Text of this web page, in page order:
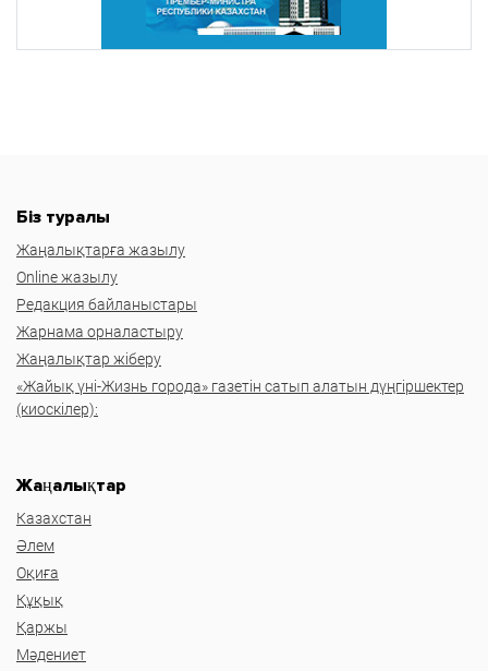
Біз туралы
Жаңалықтарға жазылу
Online жазылу
Редакция байланыстары
Жарнама орналастыру
Жаңалықтар жіберу
«Жайық үні-Жизнь города» газетін сатып алатын дүңгіршектер
(киоскілер):
Жаңалықтар
Казахстан
Әлем
Оқиға
Құқық
Қаржы
Мәдениет